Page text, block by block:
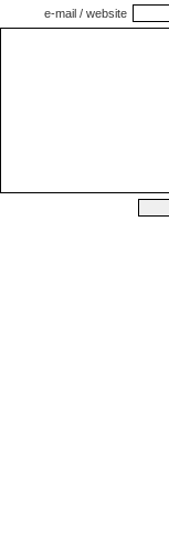
e-mail / website